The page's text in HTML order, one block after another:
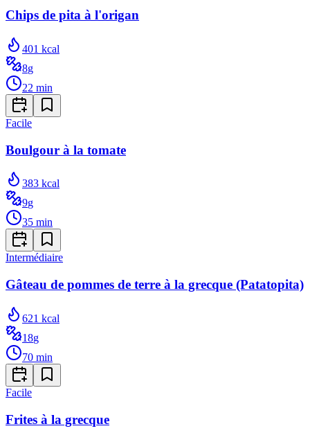
Chips de pita à l'origan
401 kcal
8g
22 min
Facile
Boulgour à la tomate
383 kcal
9g
35 min
Intermédiaire
Gâteau de pommes de terre à la grecque (Patatopita)
621 kcal
18g
70 min
Facile
Frites à la grecque